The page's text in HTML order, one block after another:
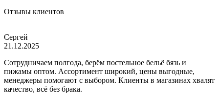
Отзывы клиентов
Сергей
21.12.2025
Сотрудничаем полгода, берём постельное бельё бязь и
пижамы оптом. Ассортимент широкий, цены выгодные,
менеджеры помогают с выбором. Клиенты в магазинах хвалят
качество, всё без брака.